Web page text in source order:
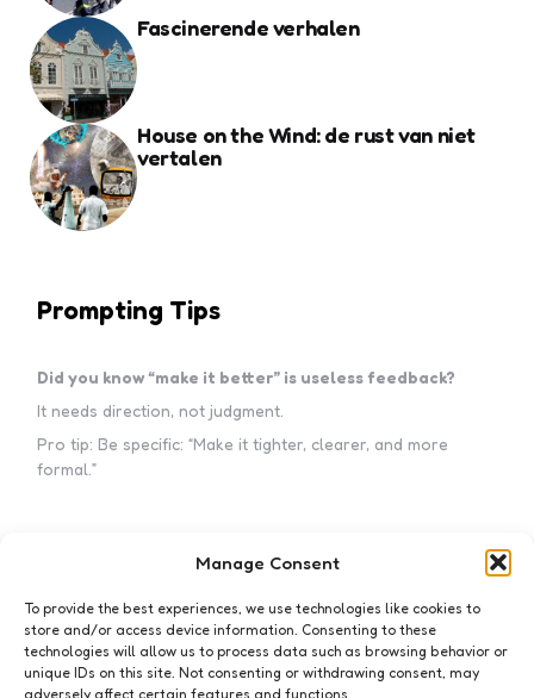
Manage Consent
To provide the best experiences, we use technologies like cookies to
store and/or access device information. Consenting to these
technologies will allow us to process data such as browsing behavior or
unique IDs on this site. Not consenting or withdrawing consent, may
adversely affect certain features and functions.
Fascinerende verhalen
House on the Wind: de rust van niet
vertalen
Prompting Tips
Did you know “make it better” is useless feedback?
It needs direction, not judgment.
Pro tip: Be specific: “Make it tighter, clearer, and more
formal.”
Subscribe to my newsletter!